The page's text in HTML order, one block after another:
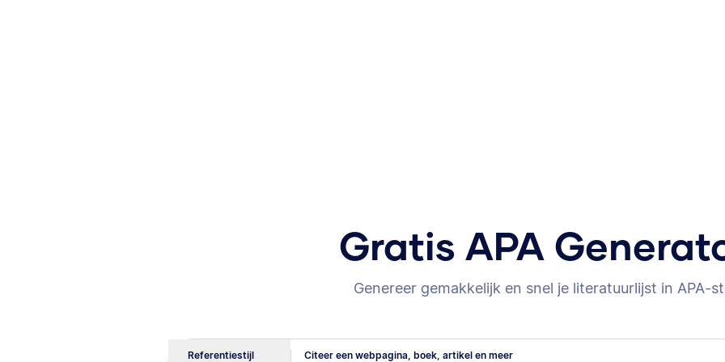
Gratis APA
Genereer gemakkelijk en snel je literatuurlijst in APA-
Citeer een webpagina, boek, artikel en meer
Referentiestijl